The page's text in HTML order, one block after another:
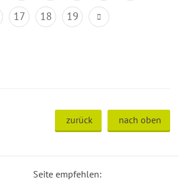
17 18 19
zurück nach oben
Seite empfehlen: